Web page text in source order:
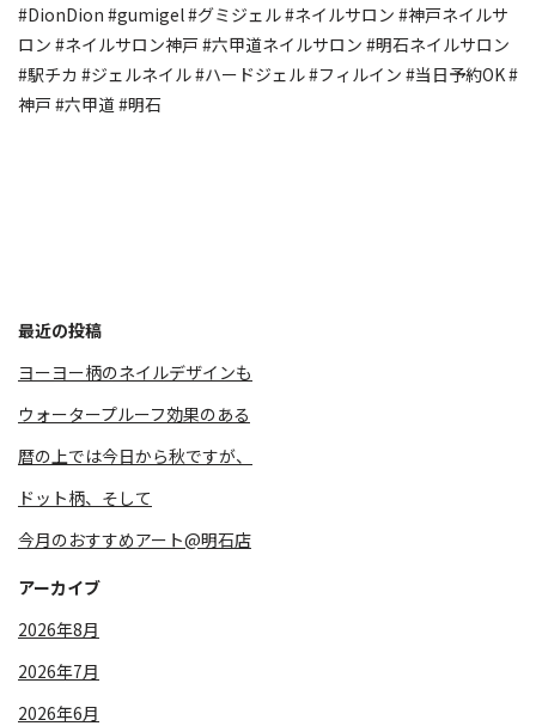
#DionDion #gumigel #グミジェル #ネイルサロン #神戸ネイルサ
ロン #ネイルサロン神戸 #六甲道ネイルサロン #明石ネイルサロン
#駅チカ #ジェルネイル #ハードジェル #フィルイン #当日予約OK #
神戸 #六甲道 #明石
最近の投稿
ヨーヨー柄のネイルデザインも
ウォータープルーフ効果のある
暦の上では今日から秋ですが、
⁡ドット柄、そして
今月のおすすめアート@明石店
アーカイブ
2026年8月
2026年7月
2026年6月